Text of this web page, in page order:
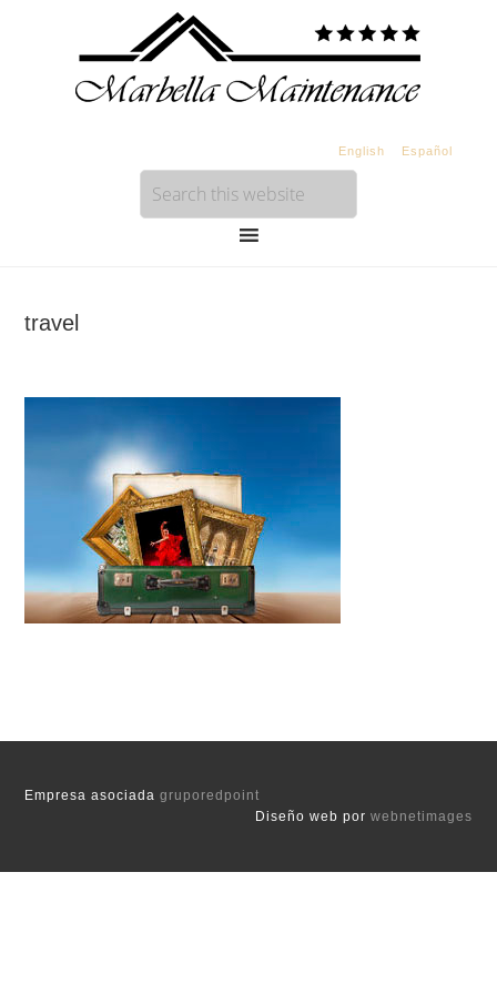
English Español
travel
Empresa asociadagruporedpoint
Diseño web por webnetimages